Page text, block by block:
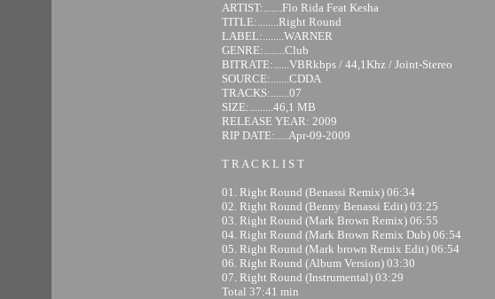
ARTIST:.......Flo Rida Feat Kesha
TITLE:........Right Round
LABEL:........WARNER
GENRE:........Club
BITRATE:......VBRkbps / 44,1Khz / Joint-Stereo
SOURCE:.......CDDA
TRACKS:.......07
SIZE:.........46,1 MB
RELEASE YEAR: 2009
RIP DATE:.....Apr-09-2009
T R A C K L I S T
01. Right Round (Benassi Remix) 06:34
02. Right Round (Benny Benassi Edit) 03:25
03. Right Round (Mark Brown Remix) 06:55
04. Right Round (Mark Brown Remix Dub) 06:54
05. Right Round (Mark brown Remix Edit) 06:54
06. Right Round (Album Version) 03:30
07. Right Round (Instrumental) 03:29
Total 37:41 min